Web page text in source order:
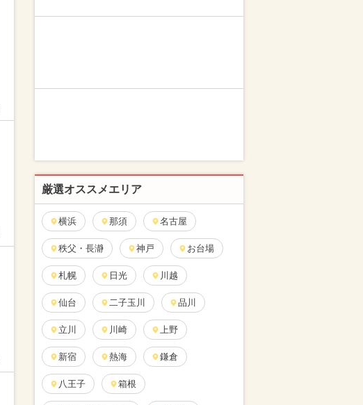
厳選オススメエリア
横浜 那須 名古屋
秩父・長瀞 神戸 お台場
札幌 日光 川越
仙台 二子玉川 品川
立川 川崎 上野
新宿 熱海 鎌倉
八王子 箱根